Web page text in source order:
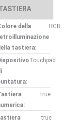
della
tastiera:
RGB
Touchpad
true
true